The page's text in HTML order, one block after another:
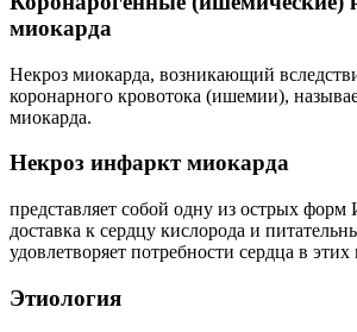
миокарда
Некроз миокарда, возникающий
коронарного кровотока (ишемии),
миокарда.
Некроз инфаркт миокарда
представляет собой одну из острых
доставка к сердцу кислорода и
удовлетворяет потребности сердца в этих
Этиология